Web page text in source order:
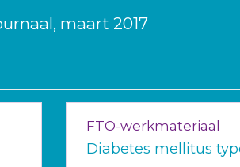
maart 2017
FTO-werkmateriaal
Diabetes mellitus